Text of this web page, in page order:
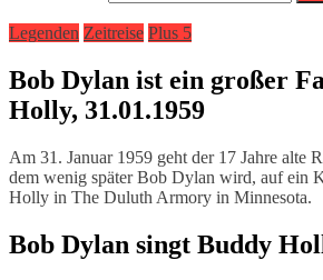
Legenden Zeitreise Plus 5
Bob Dylan ist ein großer
Holly, 31.01.1959
Am 31. Januar 1959 geht der 17 Jahre alte
dem wenig später Bob Dylan wird, auf ein
Holly in The Duluth Armory in Minnesota.
Bob Dylan singt Buddy